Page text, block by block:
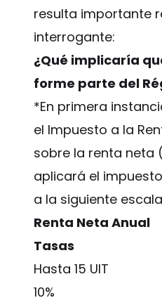
resulta importante
interrogante:
¿Qué implicaría
forme parte del
*En primera
el Impuesto a la
sobre la renta neta
aplicará el
a la siguiente
Renta Neta Anual
Tasas
Hasta 15 UIT
10%